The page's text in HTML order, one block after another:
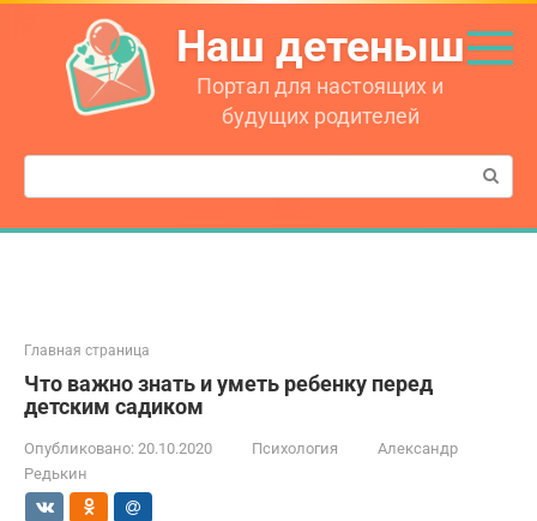
Перейти
контенту
Наш детеныш
Портал для настоящих и
будущих родителей
Поиск:
Главная страница
Что важно знать и уметь ребенку перед
детским садиком
Опубликовано: 20.10.2020 Психология
Александр
Редькин